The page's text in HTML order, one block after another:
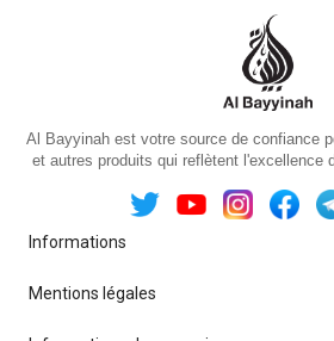
Al Bayyinah est votre source de confiance
et autres produits qui reflètent l'excellence
Informations
Mentions légales